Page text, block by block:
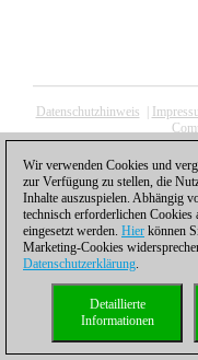
Datenschutzhinweis |
© 2017 ChessBase GmbH |
Wir verwenden Cookies und
zur Verfügung zu stellen, die
Inhalte auszuspielen. Abhängig
technisch erforderlichen
eingesetzt werden. Hier können
Marketing-Cookies
Datenschutzerklärung.
Detaillierte
Informationen